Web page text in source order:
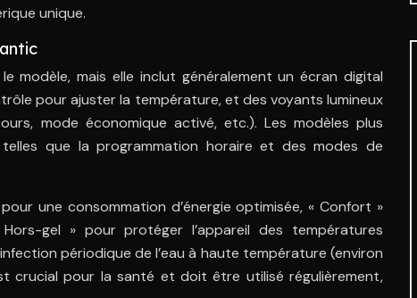
unique.
modèle, mais elle inclut généralement un écran digital
pour ajuster la température, et des voyants lumineux
mode économique activé, etc.). Les modèles plus
que la programmation horaire et des modes de
une consommation d’énergie optimisée, « Confort »
gel » pour protéger l’appareil des températures
périodique de l’eau à haute température (environ
crucial pour la santé et doit être utilisé régulièrement,